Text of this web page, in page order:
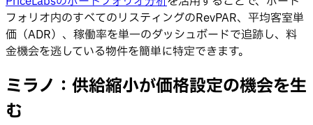
フォリオ内のすべてのリスティングのRevPAR、平均客室単
価（ADR）、稼働率を単一のダッシュボードで追跡し、料
金機会を逃している物件を簡単に特定できます。
ミラノ：供給縮小が価格設定の機会を生
む